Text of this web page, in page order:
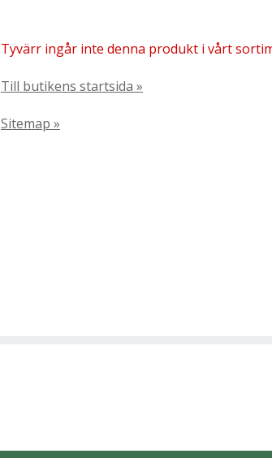
Tyvärr ingår inte denna produkt i vårt
Till butikens startsida »
Sitemap »